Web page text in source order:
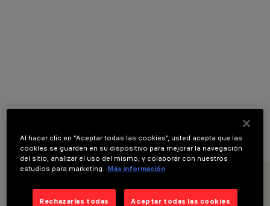
Al hacer clic en “Aceptar todas las cookies”, usted acepta que las
cookies se guarden en su dispositivo para mejorar la navegación
del sitio, analizar el uso del mismo, y colaborar con nuestros
estudios para marketing.
Más información
Rechazarlas todas Aceptar todas las cookies